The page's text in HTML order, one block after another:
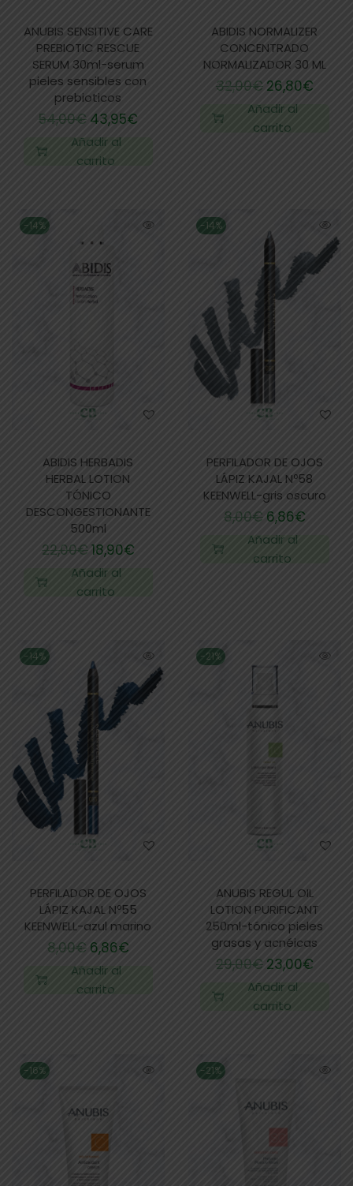
ANUBIS SENSITIVE CARE
PREBIOTIC RESCUE
SERUM 30ml-serum
pieles sensibles con
prebioticos
54,00€ 43,95€
Añadir al
carrito
ABIDIS NORMALIZER
CONCENTRADO
NORMALIZADOR 30 ML
32,00€ 26,80€
Añadir al
carrito
-14%
ABIDIS HERBADIS
HERBAL LOTION
TÓNICO
DESCONGESTIONANTE
500ml
22,00€18,90€
Añadir al
carrito
-14%
PERFILADOR DE OJOS
LÁPIZ KAJAL Nº58
KEENWELL-gris oscuro
8,00€ 6,86€
Añadir al
carrito
-14%
PERFILADOR DE OJOS
LÁPIZ KAJAL Nº55
KEENWELL-azul marino
8,00€ 6,86€
Añadir al
carrito
-21%
ANUBIS REGUL OIL
LOTION PURIFICANT
250ml-tónico pieles
grasas y acnéicas
29,00€ 23,00€
Añadir al
carrito
-16% -21%